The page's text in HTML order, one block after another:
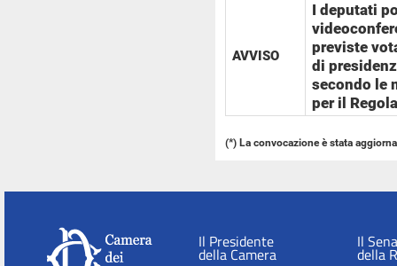
AVVISO
I deputati
previste
di
secondo le
per il
(*) La convocazione è stata
Il Presidente
della Camera
Il
della